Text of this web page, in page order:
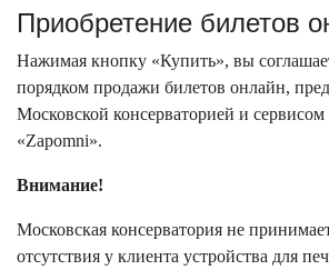
Приобретение билетов
Нажимая кнопку «Купить», вы
порядком продажи билетов онлайн,
Московской консерваторией и
«Zapomni».
Внимание!
Московская консерватория не
отсутствия у клиента устройства для